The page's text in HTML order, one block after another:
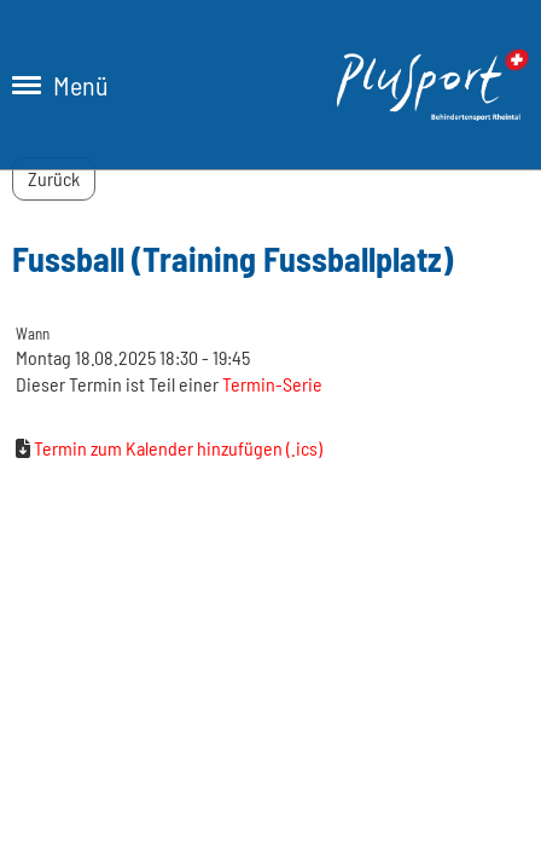
Menü
Zurück
Fussball (Training Fussballplatz)
Wann
Montag 18.08.2025 18:30 - 19:45
Dieser Termin ist Teil einerTermin-Serie
Termin zum Kalender hinzufügen (.ics)